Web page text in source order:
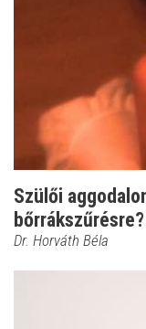
Szülői
bőrrákszűrésre?
Dr. Horváth Béla